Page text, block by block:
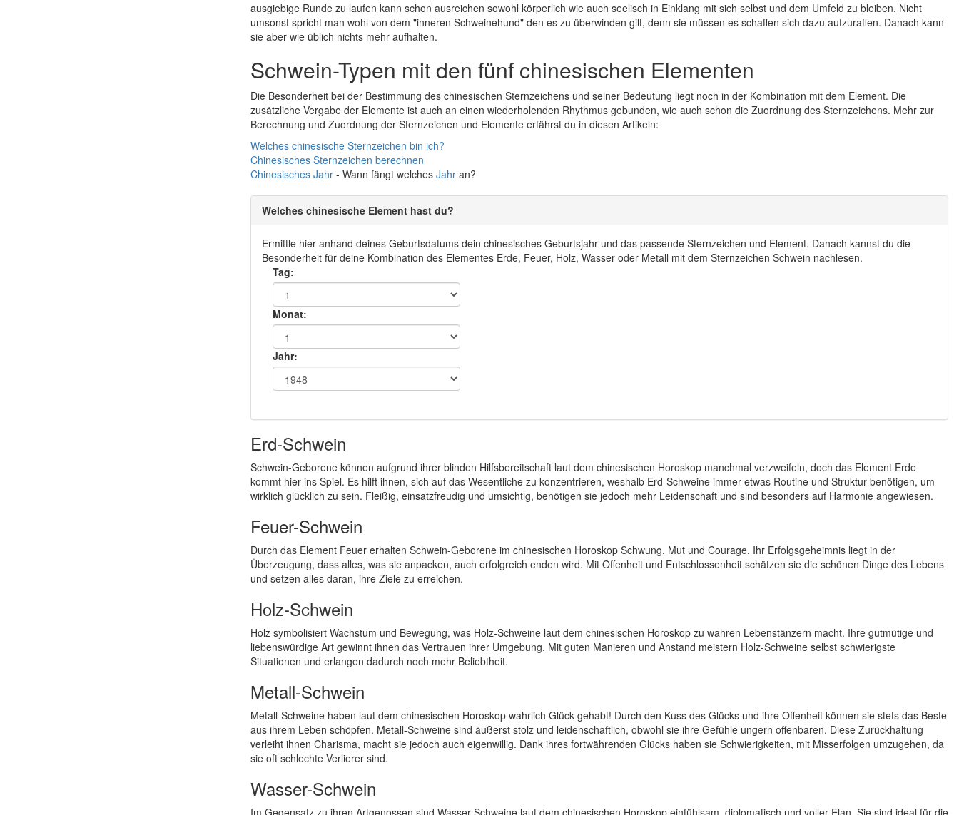
ausgiebige Runde zu laufen kann schon ausreichen sowohl körperlich wie auch seelisch in Einklang mit sich selbst und dem Umfeld zu bleiben. Nicht
umsonst spricht man wohl von dem "inneren Schweinehund" den es zu überwinden gilt, denn sie müssen es schaffen sich dazu aufzuraffen. Danach kann
sie aber wie üblich nichts mehr aufhalten.
Schwein-Typen mit den fünf chinesischen Elementen
Die Besonderheit bei der Bestimmung des chinesischen Sternzeichens und seiner Bedeutung liegt noch in der Kombination mit dem Element. Die
zusätzliche Vergabe der Elemente ist auch an einen wiederholenden Rhythmus gebunden, wie auch schon die Zuordnung des Sternzeichens. Mehr zur
Berechnung und Zuordnung der Sternzeichen und Elemente erfährst du in diesen Artikeln:
Welches chinesische Sternzeichen bin ich?
Chinesisches Sternzeichen berechnen
Chinesisches Jahr - Wann fängt welches Jahr an?
Welches chinesische Element hast du?
Ermittle hier anhand deines Geburtsdatums dein chinesisches Geburtsjahr und das passende Sternzeichen und Element. Danach kannst du die
Besonderheit für deine Kombination des Elementes Erde, Feuer, Holz, Wasser oder Metall mit dem Sternzeichen Schwein nachlesen.
Tag:
Monat:
Jahr:
Erd-Schwein
Schwein-Geborene können aufgrund ihrer blinden Hilfsbereitschaft laut dem chinesischen Horoskop manchmal verzweifeln, doch das Element Erde
kommt hier ins Spiel. Es hilft ihnen, sich auf das Wesentliche zu konzentrieren, weshalb Erd-Schweine immer etwas Routine und Struktur benötigen, um
wirklich glücklich zu sein. Fleißig, einsatzfreudig und umsichtig, benötigen sie jedoch mehr Leidenschaft und sind besonders auf Harmonie angewiesen.
Feuer-Schwein
Durch das Element Feuer erhalten Schwein-Geborene im chinesischen Horoskop Schwung, Mut und Courage. Ihr Erfolgsgeheimnis liegt in der
Überzeugung, dass alles, was sie anpacken, auch erfolgreich enden wird. Mit Offenheit und Entschlossenheit schätzen sie die schönen Dinge des Lebens
und setzen alles daran, ihre Ziele zu erreichen.
Holz-Schwein
Holz symbolisiert Wachstum und Bewegung, was Holz-Schweine laut dem chinesischen Horoskop zu wahren Lebenstänzern macht. Ihre gutmütige und
liebenswürdige Art gewinnt ihnen das Vertrauen ihrer Umgebung. Mit guten Manieren und Anstand meistern Holz-Schweine selbst schwierigste
Situationen und erlangen dadurch noch mehr Beliebtheit.
Metall-Schwein
Metall-Schweine haben laut dem chinesischen Horoskop wahrlich Glück gehabt! Durch den Kuss des Glücks und ihre Offenheit können sie stets das Beste
aus ihrem Leben schöpfen. Metall-Schweine sind äußerst stolz und leidenschaftlich, obwohl sie ihre Gefühle ungern offenbaren. Diese Zurückhaltung
verleiht ihnen Charisma, macht sie jedoch auch eigenwillig. Dank ihres fortwährenden Glücks haben sie Schwierigkeiten, mit Misserfolgen umzugehen, da
sie oft schlechte Verlierer sind.
Wasser-Schwein